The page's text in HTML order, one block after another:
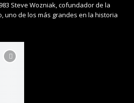
Steve Wozniak, cofundador de la
uno de los más grandes en la historia